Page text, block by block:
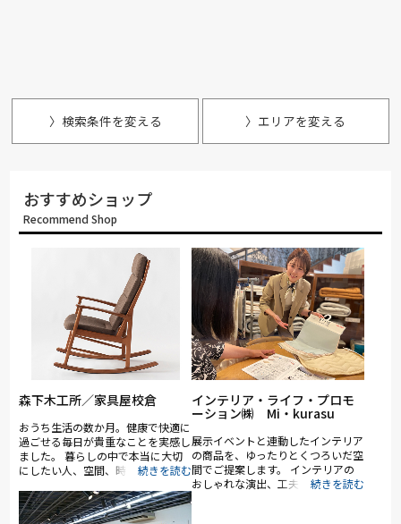
〉検索条件を変える 〉エリアを変える
おすすめショップ
Recommend Shop
森下木工所／家具屋校倉
おうち生活の数か月。健康で快適に
過ごせる毎日が貴重なことを実感し
ました。 暮らしの中で本当に大切
にしたい人、空間、時間を意識する
でしょう。 会話がはずむ食卓。リ
ラックスできる自分だけの椅子。仕
インテリア・ライフ・プロモ
ーション㈱ Mi・kurasu
展示イベントと連動したインテリア
の商品を、ゆったりとくつろいだ空
間でご提案します。 インテリアの
おしゃれな演出、工夫を実際に体験